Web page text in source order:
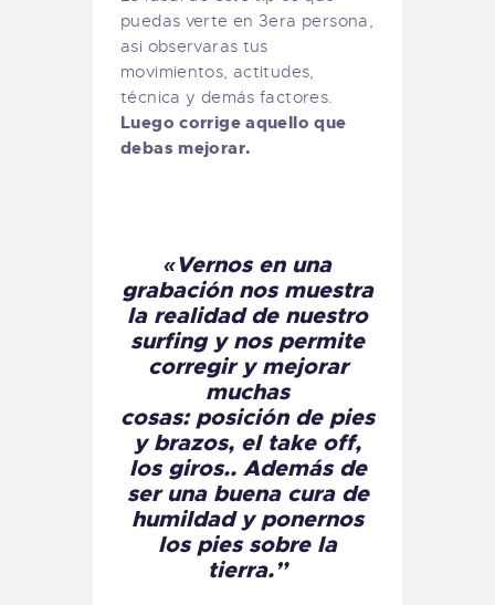
puedas verte en 3era persona,
asi observaras tus
movimientos, actitudes,
técnica y demás factores.
Luego corrige aquello que
debas mejorar.
«Vernos en una
grabación nos muestra
la realidad de nuestro
surfing y nos permite
corregir y mejorar
muchas
cosas: posición de pies
y brazos, el take off,
los giros.. Además de
ser una buena cura de
humildad y ponernos
los pies sobre la
tierra.”